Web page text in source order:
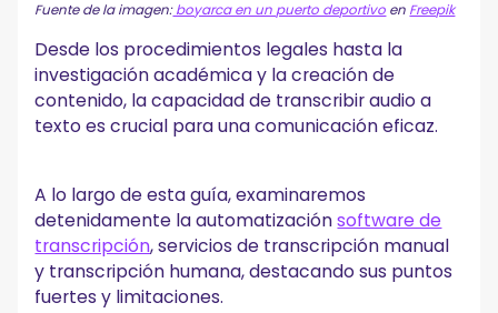
A. Cómo transcribir audio automáticamente con
herramientas de transcripción de IA
1. Elija la herramienta de transcripción de IA adecuada
2. Prepare sus archivos de audio o vídeo
3. Inicie el proceso de transcripción
4. Descargue o exporte las transcripciones
B. Cómo transcribir audio a texto manualmente
1. Elija una grabación de audio nítida
2. Obtenga la tecnología adecuada
3. Comience a escribir su archivo de audio en texto
4. Revise sus transcripciones
Fuente de la imagen:boyarca en un puerto deportivo en Freepik
Desde los procedimientos legales hasta la
investigación académica y la creación de
contenido, la capacidad de transcribir audio a
texto es crucial para una comunicación eficaz.
A lo largo de esta guía, examinaremos
detenidamente la automatizaciónsoftware de
transcripción, servicios de transcripción manual
y transcripción humana, destacando sus puntos
fuertes y limitaciones.